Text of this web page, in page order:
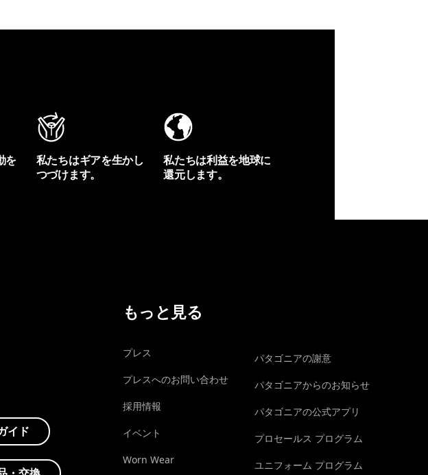
を
私たちはギアを生かし
つづけます。
私たちは利益を地球に
還元します。
イド
もっと見る
プレス
プレスへのお問い合わせ
採用情報
イベント
Worn Wear
パタゴニアの謝意
パタゴニアからのお知らせ
パタゴニアの公式アプリ
プロセールス プログラム
ユニフォーム プログラム